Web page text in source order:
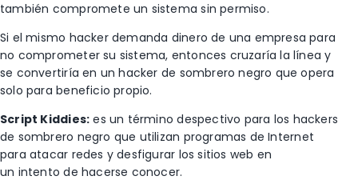
también compromete un sistema sin permiso.
Si el mismo hacker demanda dinero de una empresa para
no comprometer su sistema, entonces cruzaría la línea y
se convertiría en un hacker de sombrero negro que opera
solo para beneficio propio.
Script Kiddies: es un término despectivo para los hackers
de sombrero negro que utilizan programas de Internet
para atacar redes y desfigurar los sitios web en
un intento de hacerse conocer.